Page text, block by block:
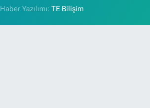
Haber Yazılımı:TE Bilişim